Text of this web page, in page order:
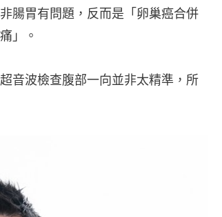
腸胃有問題，反而是「卵巢癌合併
」。
音波檢查腹部一向並非太精準，所